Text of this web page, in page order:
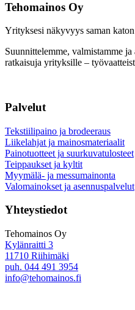
Tehomainos Oy
Yrityksesi näkyvyys saman
Suunnittelemme, valmistamme
ratkaisuja yrityksille –
Palvelut
Tekstiilipaino ja brodeeraus
Liikelahjat ja mainosmateriaalit
Painotuotteet ja suurkuvatulosteet
Teippaukset ja kyltit
Myymälä- ja messumainonta
Valomainokset ja asennuspalvelut
Yhteystiedot
Tehomainos Oy
Kylänraitti 3
11710 Riihimäki
puh. 044 491 3954
info@tehomainos.fi